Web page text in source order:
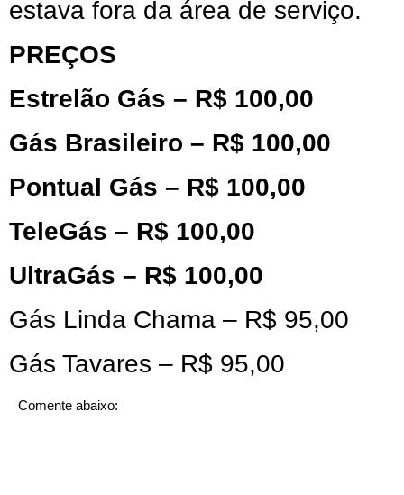
estava fora da área de serviço.
PREÇOS
Estrelão Gás – R$ 100,00
Gás Brasileiro – R$ 100,00
Pontual Gás – R$ 100,00
TeleGás – R$ 100,00
UltraGás – R$ 100,00
Gás Linda Chama – R$ 95,00
Gás Tavares – R$ 95,00
Comente abaixo: